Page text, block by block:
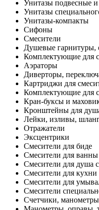
Унитазы подвесные
Унитазы
Унитазы-компакты
Сифоны
Смесители
Душевые гарнитуры,
Комплектующие для
Аэраторы
Диверторы,
Картриджи для
Комплектующие для
Кран-буксы и
Кронштейны для
Лейки, изливы,
Отражатели
Эксцентрики
Смесители для биде
Смесители для
Смесители для душа
Смесители для кухни
Смесители для
Смесители
Счетчики,